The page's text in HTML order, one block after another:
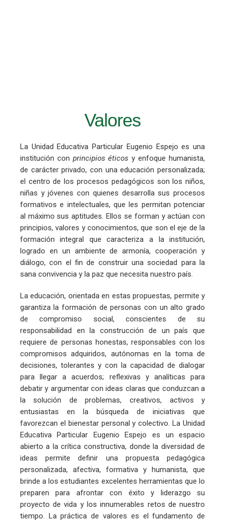
Valores
La Unidad Educativa Particular Eugenio Espejo es una
institución con principios éticos y enfoque humanista,
de carácter privado, con una educación personalizada;
el centro de los procesos pedagógicos son los niños,
niñas y jóvenes con quienes desarrolla sus procesos
formativos e intelectuales, que les permitan potenciar
al máximo sus aptitudes. Ellos se forman y actúan con
principios, valores y conocimientos, que son el eje de la
formación integral que caracteriza a la institución,
logrado en un ambiente de armonía, cooperación y
diálogo, con el fin de construir una sociedad para la
sana convivencia y la paz que necesita nuestro país.
La educación, orientada en estas propuestas, permite y
garantiza la formación de personas con un alto grado
de compromiso social, conscientes de su
responsabilidad en la construcción de un país que
requiere de personas honestas, responsables con los
compromisos adquiridos, autónomas en la toma de
decisiones, tolerantes y con la capacidad de dialogar
para llegar a acuerdos; reflexivas y analíticas para
debatir y argumentar con ideas claras que conduzcan a
la solución de problemas, creativos, activos y
entusiastas en la búsqueda de iniciativas que
favorezcan el bienestar personal y colectivo. La Unidad
Educativa Particular Eugenio Espejo es un espacio
abierto a la crítica constructiva, donde la diversidad de
ideas permite definir una propuesta pedagógica
personalizada, afectiva, formativa y humanista, que
brinde a los estudiantes excelentes herramientas que lo
preparen para afrontar con éxito y liderazgo su
proyecto de vida y los innumerables retos de nuestro
tiempo. La práctica de valores es el fundamento de